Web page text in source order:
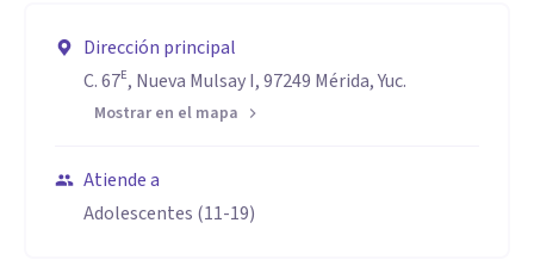
Dirección principal
C. 67ᴱ, Nueva Mulsay I, 97249 Mérida, Yuc.
Mostrar en el mapa
Atiende a
Adolescentes (11-19)